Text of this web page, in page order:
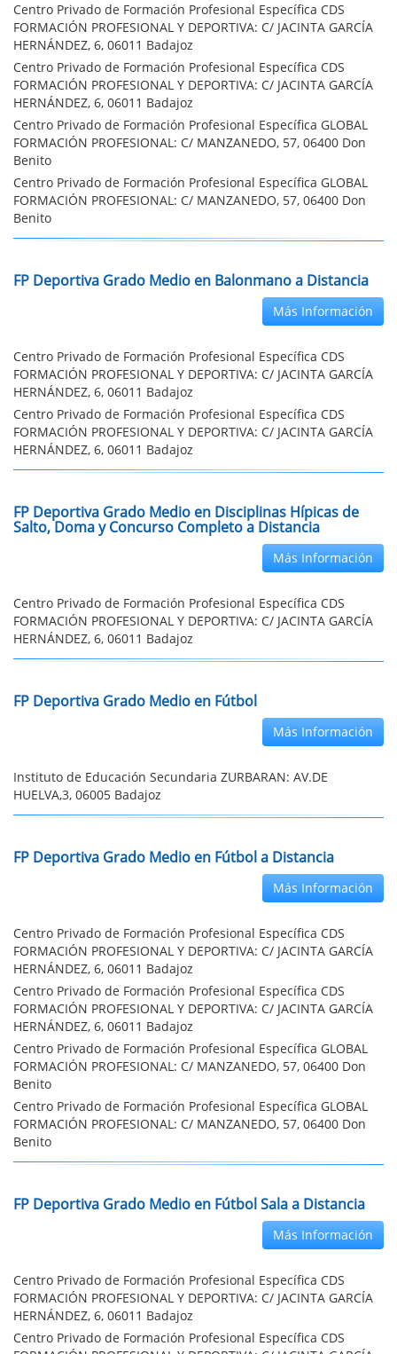
Centro Privado de Formación Profesional Específica CDS
FORMACIÓN PROFESIONAL Y DEPORTIVA: C/ JACINTA GARCÍA
HERNÁNDEZ, 6, 06011 Badajoz
Centro Privado de Formación Profesional Específica CDS
FORMACIÓN PROFESIONAL Y DEPORTIVA: C/ JACINTA GARCÍA
HERNÁNDEZ, 6, 06011 Badajoz
Centro Privado de Formación Profesional Específica GLOBAL
FORMACIÓN PROFESIONAL: C/ MANZANEDO, 57, 06400 Don
Benito
Centro Privado de Formación Profesional Específica GLOBAL
FORMACIÓN PROFESIONAL: C/ MANZANEDO, 57, 06400 Don
Benito
FP Deportiva Grado Medio en Balonmano a Distancia
Más Información
Centro Privado de Formación Profesional Específica CDS
FORMACIÓN PROFESIONAL Y DEPORTIVA: C/ JACINTA GARCÍA
HERNÁNDEZ, 6, 06011 Badajoz
Centro Privado de Formación Profesional Específica CDS
FORMACIÓN PROFESIONAL Y DEPORTIVA: C/ JACINTA GARCÍA
HERNÁNDEZ, 6, 06011 Badajoz
FP Deportiva Grado Medio en Disciplinas Hípicas de
Salto, Doma y Concurso Completo a Distancia
Más Información
Centro Privado de Formación Profesional Específica CDS
FORMACIÓN PROFESIONAL Y DEPORTIVA: C/ JACINTA GARCÍA
HERNÁNDEZ, 6, 06011 Badajoz
FP Deportiva Grado Medio en Fútbol
Más Información
Instituto de Educación Secundaria ZURBARAN: AV.DE
HUELVA,3, 06005 Badajoz
FP Deportiva Grado Medio en Fútbol a Distancia
Más Información
Centro Privado de Formación Profesional Específica CDS
FORMACIÓN PROFESIONAL Y DEPORTIVA: C/ JACINTA GARCÍA
HERNÁNDEZ, 6, 06011 Badajoz
Centro Privado de Formación Profesional Específica CDS
FORMACIÓN PROFESIONAL Y DEPORTIVA: C/ JACINTA GARCÍA
HERNÁNDEZ, 6, 06011 Badajoz
Centro Privado de Formación Profesional Específica GLOBAL
FORMACIÓN PROFESIONAL: C/ MANZANEDO, 57, 06400 Don
Benito
Centro Privado de Formación Profesional Específica GLOBAL
FORMACIÓN PROFESIONAL: C/ MANZANEDO, 57, 06400 Don
Benito
FP Deportiva Grado Medio en Fútbol Sala a Distancia
Más Información
Centro Privado de Formación Profesional Específica CDS
FORMACIÓN PROFESIONAL Y DEPORTIVA: C/ JACINTA GARCÍA
HERNÁNDEZ, 6, 06011 Badajoz
Centro Privado de Formación Profesional Específica CDS